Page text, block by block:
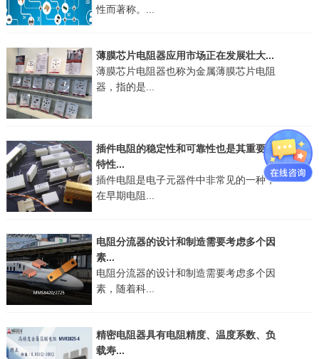
性而著称。...
薄膜芯片电阻器应用市场正在发展壮大...
薄膜芯片电阻器也称为金属薄膜芯片电阻
器，指的是...
插件电阻的稳定性和可靠性也是其重要的
特性...
插件电阻是电子元器件中非常见的一种，
在早期电阻...
电阻分流器的设计和制造需要考虑多个因
素...
电阻分流器的设计和制造需要考虑多个因
素，随着科...
精密电阻器具有电阻精度、温度系数、负
载寿...